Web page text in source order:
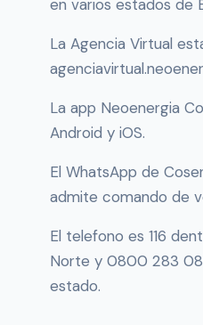
en varios estados de
La Agencia Virtual
La app Neoenergia
Android y iOS.
El WhatsApp de
admite comando de
El telefono es 116
Norte y 0800 283
estado.